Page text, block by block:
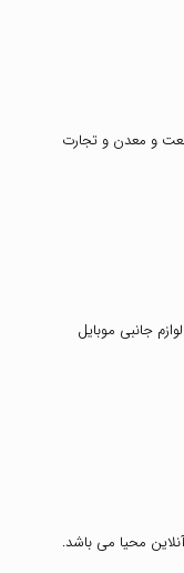
و معدن و تجارت
جانبی موبایل
محیا می باشد.